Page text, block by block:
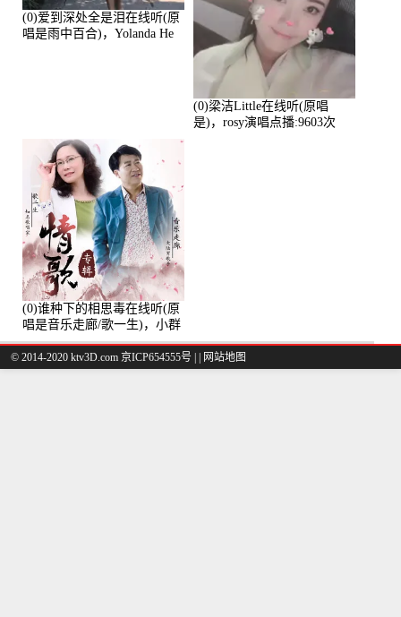
(0)爱到深处全是泪在线听(原
唱是雨中百合)，Yolanda He
(0)梁洁Little在线听(原唱
是)，rosy演唱点播:9603次
(0)谁种下的相思毒在线听(原
唱是音乐走廊/歌一生)，小群
演唱点播:8975次
© 2014-2020 ktv3D.com 京ICP654555号 | | 网站地图